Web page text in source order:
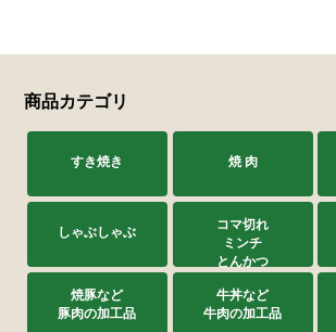
商品カテゴリ
すき焼き 焼 肉
しゃぶしゃぶ
コマ切れ
ミンチ
とんかつ
焼豚など
豚肉の加工品
牛丼など
牛肉の加工品